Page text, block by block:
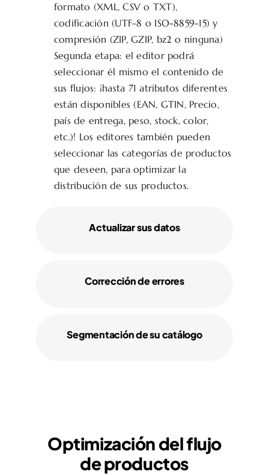
formato (XML, CSV o TXT),
codificación (UTF-8 o ISO-8859-15) y
compresión (ZIP, GZIP, bz2 o ninguna)
Segunda etapa: el editor podrá
seleccionar él mismo el contenido de
sus flujos: ¡hasta 71 atributos diferentes
están disponibles (EAN, GTIN, Precio,
país de entrega, peso, stock, color,
etc.)! Los editores también pueden
seleccionar las categorías de productos
que deseen, para optimizar la
distribución de sus productos.
Actualizar sus datos
Corrección de errores
Segmentación de su catálogo
Optimización del flujo
de productos